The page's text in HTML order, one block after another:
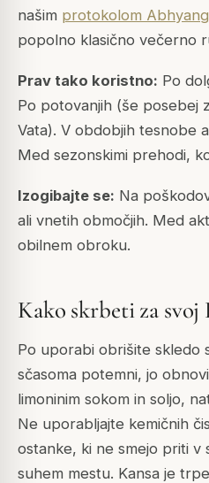
našim protokolom
popolno klasično večerno
Prav tako koristno: Po
Po potovanjih (še posebej
Vata). V obdobjih tesnobe
Med sezonskimi prehodi,
Izogibajte se: Na
ali vnetih območjih. Med
obilnem obroku.
Kako skrbeti za svoj
Po uporabi obrišite skledo
sčasoma potemni, jo
limoninim sokom in soljo,
Ne uporabljajte kemičnih
ostanke, ki ne smejo priti v
suhem mestu. Kansa je